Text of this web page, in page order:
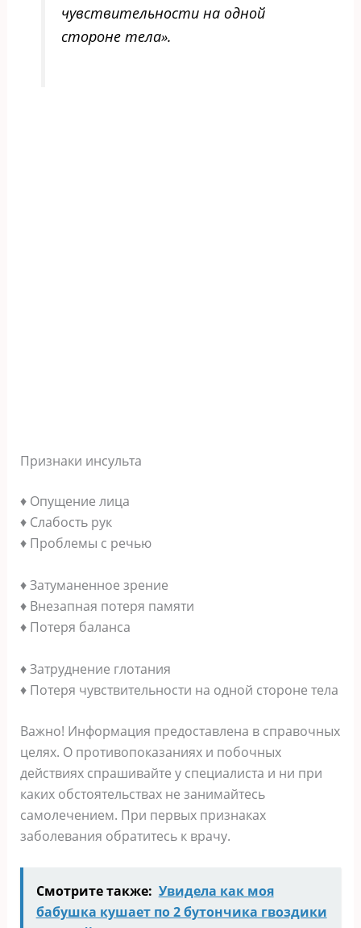
чувствительности на одной
стороне тела».
Признаки инсульта
♦ Опущение лица
♦ Слабость рук
♦ Проблемы с речью
♦ Затуманенное зрение
♦ Внезапная потеря памяти
♦ Потеря баланса
♦ Затруднение глотания
♦ Потеря чувствительности на одной стороне тела
Важно! Информация предоставлена в справочных
целях. О противопоказаниях и побочных
действиях спрашивайте у специалиста и ни при
каких обстоятельствах не занимайтесь
самолечением. При первых признаках
заболевания обратитесь к врачу.
Смотрите также: Увидела как моя
бабушка кушает по 2 бутончика гвоздики